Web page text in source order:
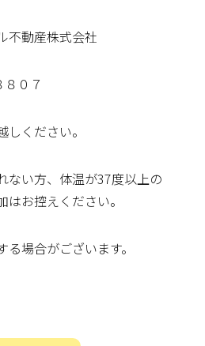
不動産株式会社
０７
ください。
ない方、体温が37度以上の
お控えください。
場合がございます。